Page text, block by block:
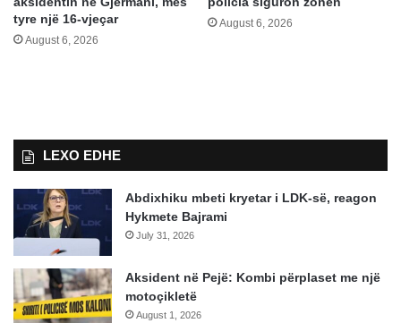
tyre një 16-vjeçar
August 6, 2026
August 6, 2026
LEXO EDHE
Abdixhiku mbeti kryetar i LDK-së, reagon
Hykmete Bajrami
July 31, 2026
Aksident në Pejë: Kombi përplaset me një
motoçikletë
August 1, 2026